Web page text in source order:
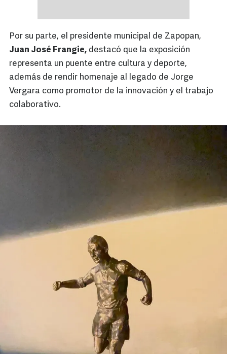
Por su parte, el presidente municipal de Zapopan,
Juan José Frangie, destacó que la exposición
representa un puente entre cultura y deporte,
además de rendir homenaje al legado de Jorge
Vergara como promotor de la innovación y el trabajo
colaborativo.